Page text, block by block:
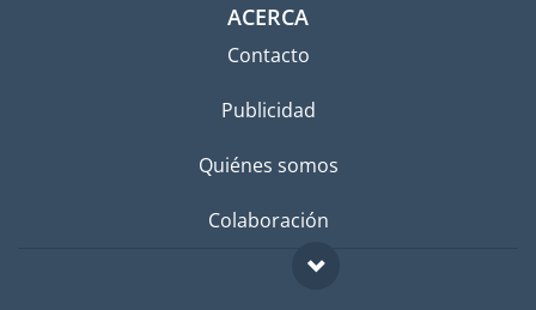
ACERCA
Contacto
Publicidad
Quiénes somos
Colaboración